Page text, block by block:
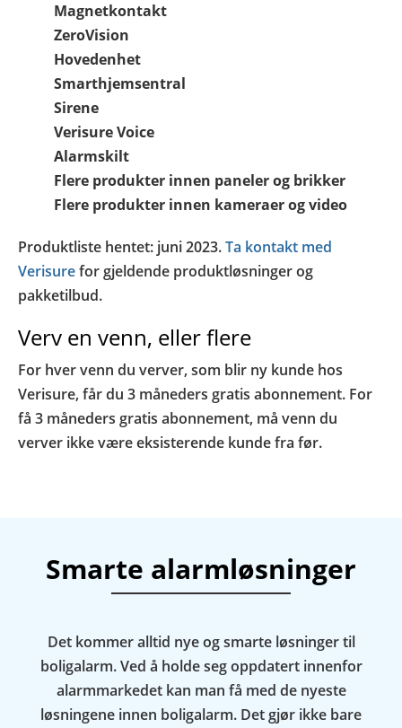
Magnetkontakt
ZeroVision
Hovedenhet
Smarthjemsentral
Sirene
Verisure Voice
Alarmskilt
Flere produkter innen paneler og brikker
Flere produkter innen kameraer og video
Produktliste hentet: juni 2023.Ta kontakt med
Verisurefor gjeldende produktløsninger og
pakketilbud.
Verv en venn, eller flere
For hver venn du verver, som blir ny kunde hos
Verisure, får du 3 måneders gratis abonnement. For
få 3 måneders gratis abonnement, må venn du
verver ikke være eksisterende kunde fra før.
Smarte alarmløsninger
Det kommer alltid nye og smarte løsninger til
boligalarm. Ved å holde seg oppdatert innenfor
alarmmarkedet kan man få med de nyeste
løsningene innen boligalarm. Det gjør ikke bare